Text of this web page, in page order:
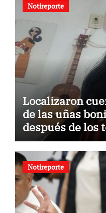
Notireporte
Localizaron
de las uñas
después de los
Guaira
Notireporte